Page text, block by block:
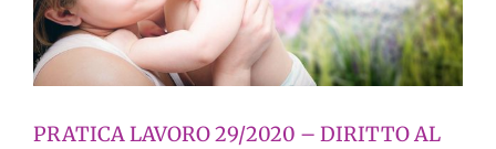
PRATICA LAVORO 29/2020 – DIRITTO AL